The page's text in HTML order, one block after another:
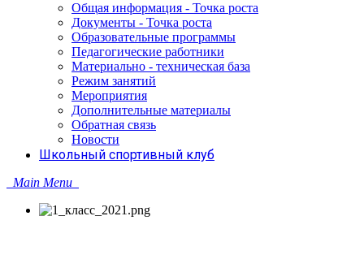
Общая информация - Точка роста
Документы - Точка роста
Образовательные программы
Педагогические работники
Материально - техническая база
Режим занятий
Мероприятия
Дополнительные материалы
Обратная связь
Новости
Школьный спортивный клуб
Main Menu